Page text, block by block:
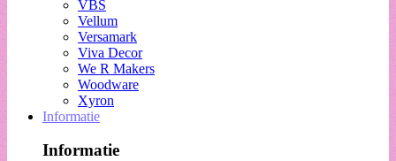
VBS
Vellum
Versamark
Viva Decor
We R Makers
Woodware
Xyron
Informatie
Informatie